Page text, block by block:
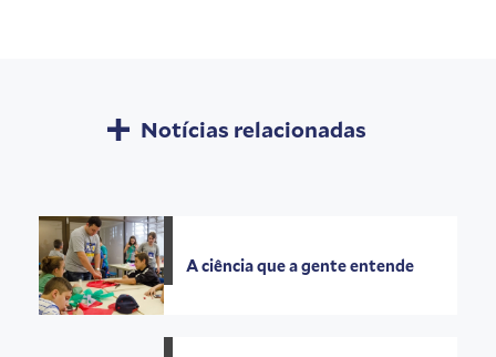
Notícias relacionadas
A ciência que a gente entende